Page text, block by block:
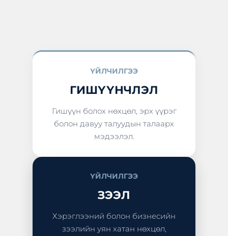
ҮЙЛЧИЛГЭЭ
ГИШҮҮНЧЛЭЛ
Гишүүн болох нөхцөл, эрх үүрэг
болон давуу талуудын талаарх
мэдээлэл.
ҮЙЛЧИЛГЭЭ
ЗЭЭЛ
Хэрэглээний болон бизнесийн
зээлийн уян хатан нөхцөл,